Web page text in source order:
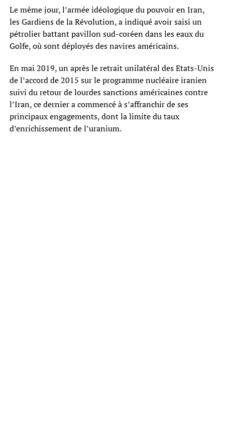
Le même jour, l’armée idéologique du pouvoir en Iran,
les Gardiens de la Révolution, a indiqué avoir saisi un
pétrolier battant pavillon sud-coréen dans les eaux du
Golfe, où sont déployés des navires américains.
En mai 2019, un après le retrait unilatéral des Etats-Unis
de l’accord de 2015 sur le programme nucléaire iranien
suivi du retour de lourdes sanctions américaines contre
l’Iran, ce dernier a commencé à s’affranchir de ses
principaux engagements, dont la limite du taux
d’enrichissement de l’uranium.